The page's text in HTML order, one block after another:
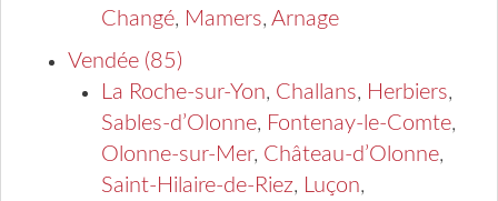
Changé, Mamers, Arnage
Vendée (85)
La Roche-sur-Yon, Challans, Herbiers,
Sables-d’Olonne, Fontenay-le-Comte,
Olonne-sur-Mer, Château-d’Olonne,
Saint-Hilaire-de-Riez, Luçon,